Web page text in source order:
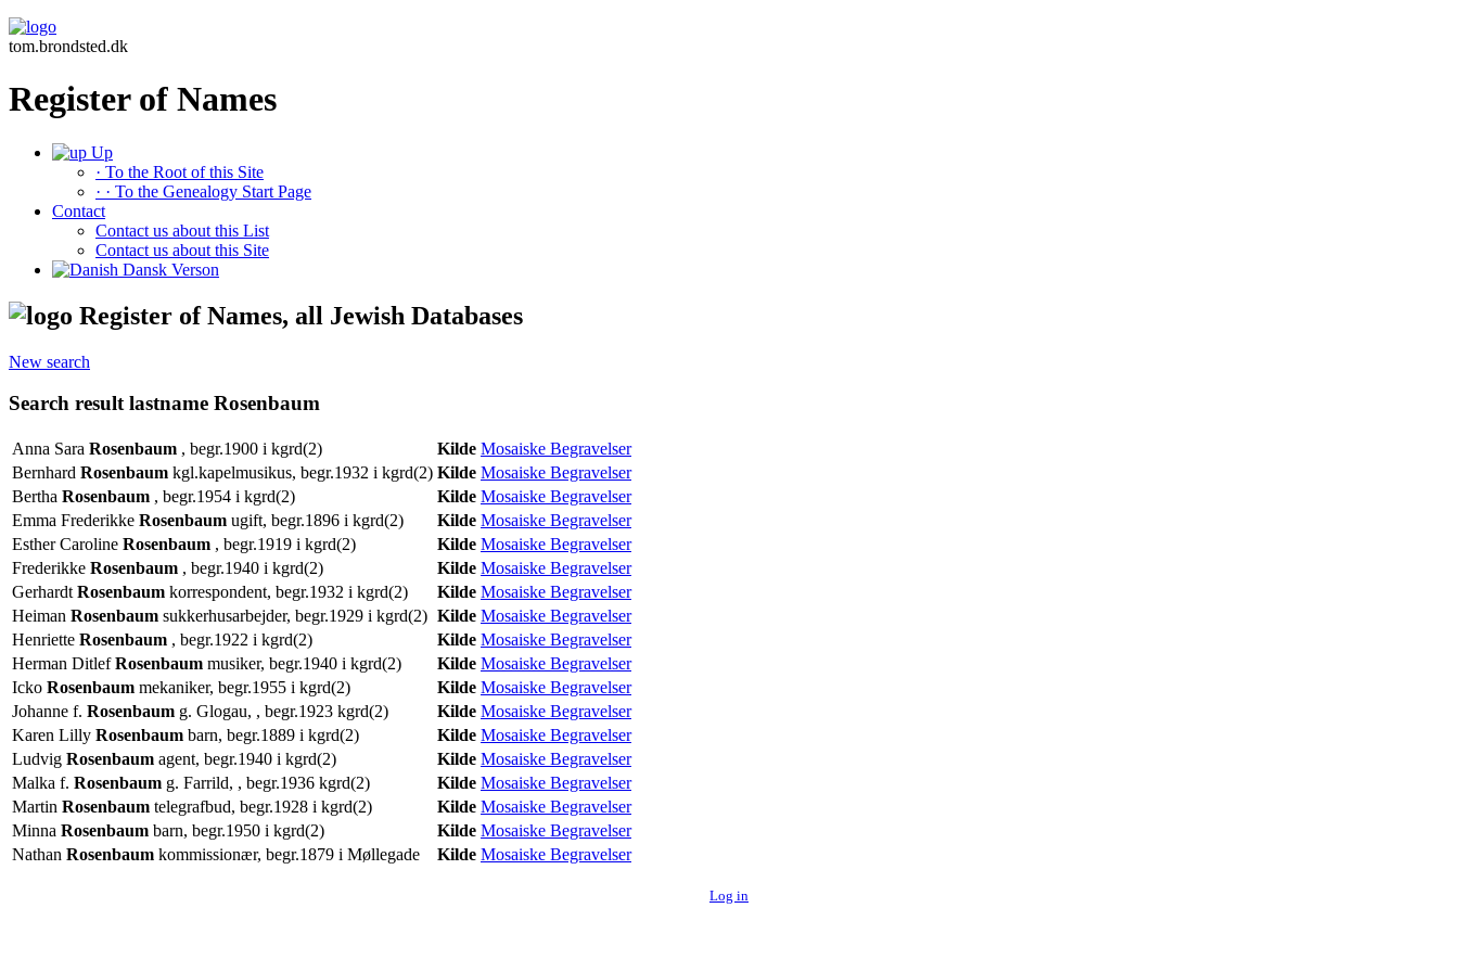
tom.brondsted.dk
Register of Names
Up
· To the Root of this Site
· · To the Genealogy Start Page
Contact
Contact us about this List
Contact us about this Site
Dansk Verson
Register of Names, all Jewish Databases
New search
Search result lastname Rosenbaum
Anna Sara Rosenbaum , begr.1900 i kgrd(2) Kilde Mosaiske Begravelser
Bernhard Rosenbaum kgl.kapelmusikus, begr.1932 i kgrd(2) Kilde Mosaiske Begravelser
Bertha Rosenbaum , begr.1954 i kgrd(2) Kilde Mosaiske Begravelser
Emma Frederikke Rosenbaum ugift, begr.1896 i kgrd(2) Kilde Mosaiske Begravelser
Esther Caroline Rosenbaum , begr.1919 i kgrd(2) Kilde Mosaiske Begravelser
Frederikke Rosenbaum , begr.1940 i kgrd(2) Kilde Mosaiske Begravelser
Gerhardt Rosenbaum korrespondent, begr.1932 i kgrd(2) Kilde Mosaiske Begravelser
Heiman Rosenbaum sukkerhusarbejder, begr.1929 i kgrd(2) Kilde Mosaiske Begravelser
Henriette Rosenbaum , begr.1922 i kgrd(2) Kilde Mosaiske Begravelser
Herman DitlefRosenbaum musiker, begr.1940 i kgrd(2) Kilde Mosaiske Begravelser
Icko Rosenbaum mekaniker, begr.1955 i kgrd(2) Kilde Mosaiske Begravelser
Johanne f. Rosenbaum g. Glogau, , begr.1923 kgrd(2) Kilde Mosaiske Begravelser
Karen Lilly Rosenbaum barn, begr.1889 i kgrd(2) Kilde Mosaiske Begravelser
Ludvig Rosenbaum agent, begr.1940 i kgrd(2) Kilde Mosaiske Begravelser
Malka f. Rosenbaum g. Farrild, , begr.1936 kgrd(2) Kilde Mosaiske Begravelser
Martin Rosenbaum telegrafbud, begr.1928 i kgrd(2) Kilde Mosaiske Begravelser
Minna Rosenbaum barn, begr.1950 i kgrd(2) Kilde Mosaiske Begravelser
Nathan Rosenbaum kommissionær, begr.1879 i Møllegade Kilde Mosaiske Begravelser
Log in